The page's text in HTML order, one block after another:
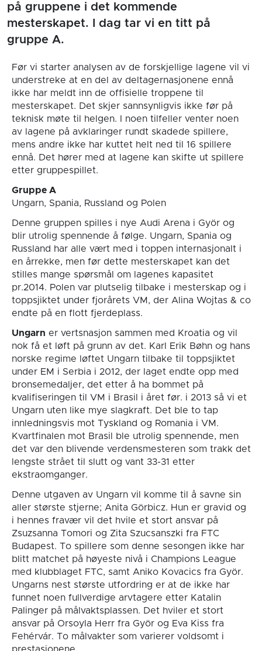
på gruppene i det kommende
mesterskapet. I dag tar vi en titt på
gruppe A.
Før vi starter analysen av de forskjellige lagene vil vi
understreke at en del av deltagernasjonene ennå
ikke har meldt inn de offisielle troppene til
mesterskapet. Det skjer sannsynligvis ikke før på
teknisk møte til helgen. I noen tilfeller venter noen
av lagene på avklaringer rundt skadede spillere,
mens andre ikke har kuttet helt ned til 16 spillere
ennå. Det hører med at lagene kan skifte ut spillere
etter gruppespillet.
Gruppe A
Ungarn, Spania, Russland og Polen
Denne gruppen spilles i nye Audi Arena i Györ og
blir utrolig spennende å følge. Ungarn, Spania og
Russland har alle vært med i toppen internasjonalt i
en årrekke, men før dette mesterskapet kan det
stilles mange spørsmål om lagenes kapasitet
pr.2014. Polen var plutselig tilbake i mesterskap og i
toppsjiktet under fjorårets VM, der Alina Wojtas & co
endte på en flott fjerdeplass.
Ungarn er vertsnasjon sammen med Kroatia og vil
nok få et løft på grunn av det. Karl Erik Bøhn og hans
norske regime løftet Ungarn tilbake til toppsjiktet
under EM i Serbia i 2012, der laget endte opp med
bronsemedaljer, det etter å ha bommet på
kvalifiseringen til VM i Brasil i året før. i 2013 så vi et
Ungarn uten like mye slagkraft. Det ble to tap
innledningsvis mot Tyskland og Romania i VM.
Kvartfinalen mot Brasil ble utrolig spennende, men
det var den blivende verdensmesteren som trakk det
lengste strået til slutt og vant 33-31 etter
ekstraomganger.
Denne utgaven av Ungarn vil komme til å savne sin
aller største stjerne; Anita Görbicz. Hun er gravid og
i hennes fravær vil det hvile et stort ansvar på
Zsuzsanna Tomori og Zita Szucsanszki fra FTC
Budapest. To spillere som denne sesongen ikke har
blitt matchet på høyeste nivå i Champions League
med klubblaget FTC, samt Aniko Kovacics fra Györ.
Ungarns nest største utfordring er at de ikke har
funnet noen fullverdige arvtagere etter Katalin
Palinger på målvaktsplassen. Det hviler et stort
ansvar på Orsoyla Herr fra Györ og Eva Kiss fra
Fehérvár. To målvakter som varierer voldsomt i
prestasjonene.